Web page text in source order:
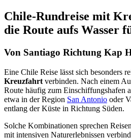
Chile-Rundreise mit
die Route aufs Wasser
Von Santiago Richtung Kap
Eine Chile Reise lässt sich besonders
Kreuzfahrt verbinden. Nach einem
Route häufig zum Einschiffungshafen
etwa in der Region San Antonio oder
entlang der Küste in Richtung Süden.
Solche Kombinationen sprechen
mit intensiven Naturerlebnissen